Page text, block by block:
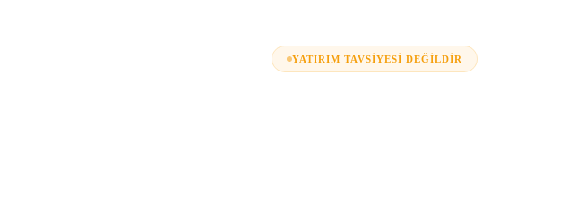
YATIRIM TAVSIYESI DEĞILDIR